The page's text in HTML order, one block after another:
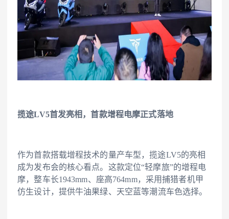
揽途LV5首发亮相，首款增程电摩正式落地
作为首款搭载增程技术的量产车型，揽途LV5的亮相
成为发布会的核心看点。这款定位“轻摩旅”的增程电
摩，整车长1943mm、座高764mm，采用捕猎者机甲
仿生设计，提供牛油果绿、 天空蓝等潮流车色选择。